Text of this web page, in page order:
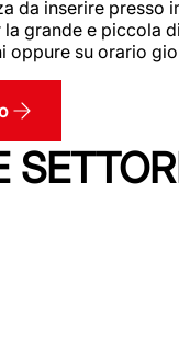
da inserire
grande e piccola
su orario